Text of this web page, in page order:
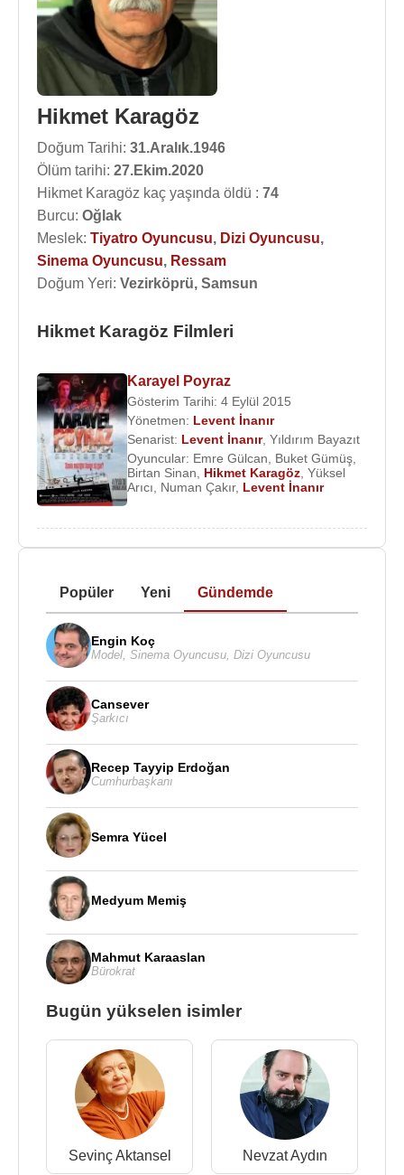
Hikmet Karagöz
Doğum Tarihi: 31.Aralık.1946
Ölüm tarihi: 27.Ekim.2020
Hikmet Karagöz kaç yaşında öldü : 74
Burcu: Oğlak
Meslek: Tiyatro Oyuncusu, Dizi Oyuncusu,
Sinema Oyuncusu, Ressam
Doğum Yeri: Vezirköprü, Samsun
Hikmet Karagöz Filmleri
Karayel Poyraz
Gösterim Tarihi: 4 Eylül 2015
Yönetmen: Levent İnanır
Senarist: Levent İnanır, Yıldırım Bayazıt
Oyuncular: Emre Gülcan Buket Gümüş
Birtan Sinan
Hikmet Karagöz Yüksel
Arıcı
Numan Çakır, Levent İnanır
Popüler Yeni Gündemde
Engin Koç
Model Sinema Oyuncusu Dizi Oyuncusu
Cansever
Şarkıcı
Recep Tayyip Erdoğan
Cumhurbaşkanı
Semra Yücel
Medyum Memiş
Mahmut Karaaslan
Bürokrat
Bugün yükselen isimler
Sevinç Aktansel Nevzat Aydın